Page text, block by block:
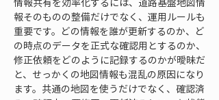
報そのものの整備だけでなく、運用ルールも
重要です。どの情報を誰が更新するのか、ど
の時点のデータを正式な確認用とするのか、
修正依頼をどのように記録するのかが曖昧だ
と、せっかくの地図情報も混乱の原因になり
ます。共通の地図を使うだけでなく、確認済